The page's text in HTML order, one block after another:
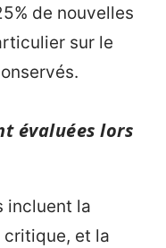
de nouvelles
sur le
évaluées lors
incluent la
critique, et la